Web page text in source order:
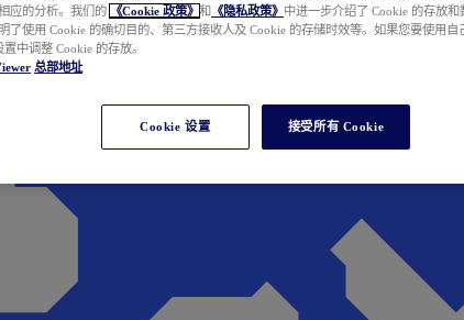
应的分析。我们的
《Cookie 政策》 和 《隐私政策》 中进一步介绍了 Cookie 的存放和
了使用 Cookie 的确切目的、第三方接收人及 Cookie 的存储时效等。如果您要使用自
中调整 Cookie 的存放。
总部地址
Cookie 设置 接受所有 Cookie